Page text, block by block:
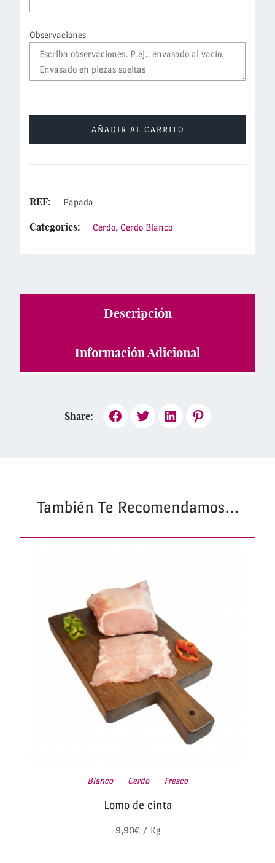
Observaciones
AÑADIR AL CARRITO
REF: Papada
Categories: Cerdo, Cerdo Blanco
Descripción
Información Adicional
Share:
También Te Recomendamos…
Blanco Cerdo Fresco
Lomo de cinta
9,90€/ Kg